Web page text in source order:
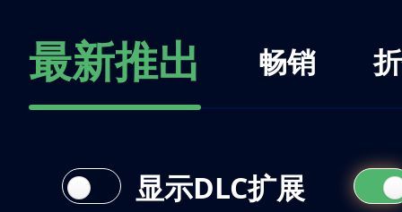
最新推出 畅销
显示DLC扩展